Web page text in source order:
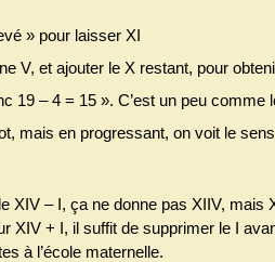
» pour laisser XI
V, et ajouter le X restant, pour
19 – 4 = 15 ». C’est un peu comme
mais en progressant, on voit le
XIV – I, ça ne donne pas XIIV, mais
XIV + I, il suffit de supprimer le I
à l’école maternelle.